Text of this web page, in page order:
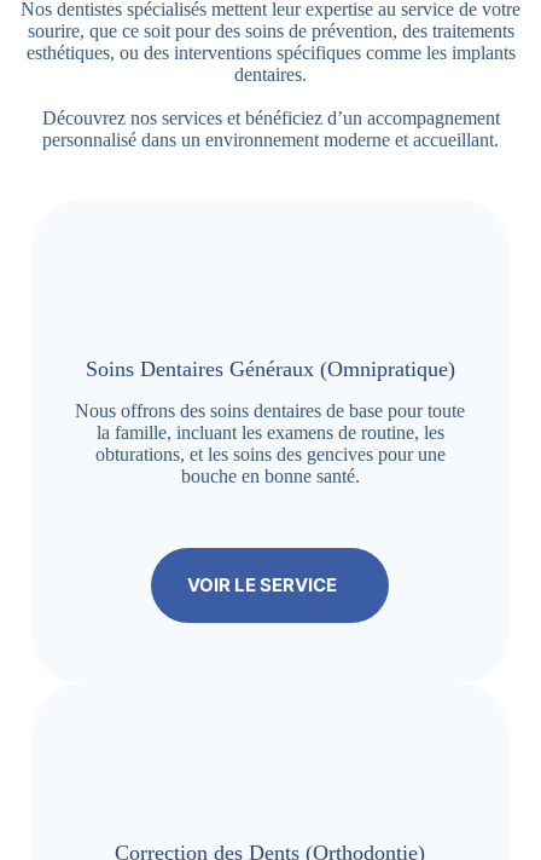
Nos dentistes spécialisés mettent leur expertise au service de votre
sourire, que ce soit pour des soins de prévention, des traitements
esthétiques, ou des interventions spécifiques comme les implants
dentaires.
Découvrez nos services et bénéficiez d’un accompagnement
personnalisé dans un environnement moderne et accueillant.
Soins Dentaires Généraux (Omnipratique)
Nous offrons des soins dentaires de base pour toute
la famille, incluant les examens de routine, les
obturations, et les soins des gencives pour une
bouche en bonne santé.
VOIR LE SERVICE
Correction des Dents (Orthodontie)